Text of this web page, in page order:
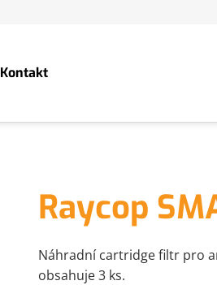
Kontakt
Raycop
Náhradní cartridge filtr pro
obsahuje 3 ks.